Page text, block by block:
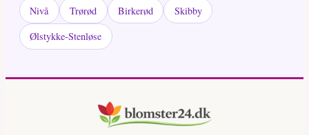
Nivå
Trørød Birkerød
Skibby
Ølstykke-Stenløse